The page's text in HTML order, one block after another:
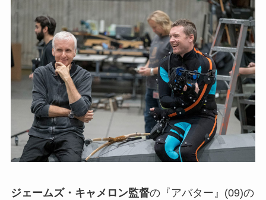
ジェームズ・キャメロン監督の『アバター』(09)の